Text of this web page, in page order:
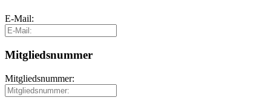
E-Mail:
Mitgliedsnummer
Mitgliedsnummer: